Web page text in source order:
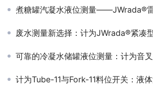
煮糖罐汽凝水液位测量——JWrada®
废水测量新选择：计为JWrada®紧凑型
可靠的冷凝水储罐液位测量：计为音
计为Tube-11与Fork-11料位开关：液体沉淀